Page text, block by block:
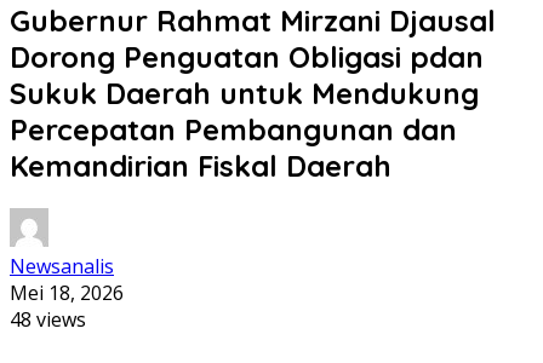
Gubernur Rahmat Mirzani Djausal
Dorong Penguatan Obligasi pdan
Sukuk Daerah untuk Mendukung
Percepatan Pembangunan dan
Kemandirian Fiskal Daerah
Newsanalis
Mei 18, 2026
48 views